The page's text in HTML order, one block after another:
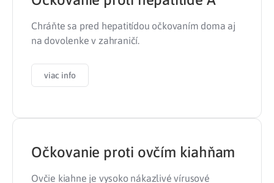
Chráňte sa pred hepatitídou očkovaním doma aj
na dovolenke v zahraničí.
viac info
Očkovanie proti ovčím kiahňam
Ovčie kiahne je vysoko nákazlivé vírusové